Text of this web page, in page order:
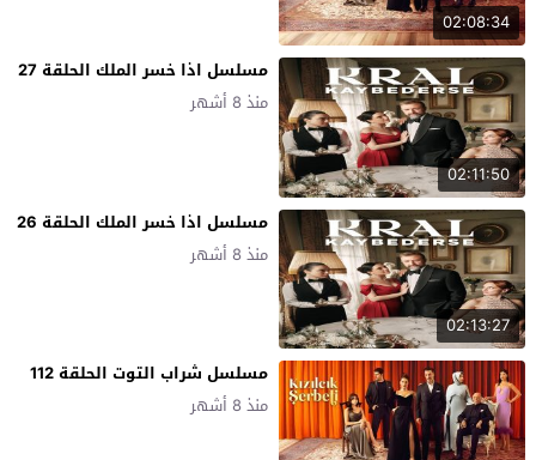
02:08:34
02:11:50
مسلسل اذا خسر الملك الحلقة 27
منذ 8 أشهر
02:13:27
مسلسل اذا خسر الملك الحلقة 26
منذ 8 أشهر
مسلسل شراب التوت الحلقة 112
منذ 8 أشهر